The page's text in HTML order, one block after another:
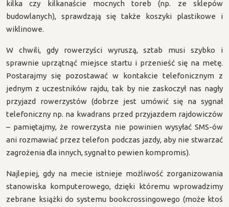
kilka czy kilkanaście mocnych toreb (np. ze sklepów
budowlanych), sprawdzają się także koszyki plastikowe i
wiklinowe.
W chwili, gdy rowerzyści wyruszą, sztab musi szybko i
sprawnie uprzątnąć miejsce startu i przenieść się na metę.
Postarajmy się pozostawać w kontakcie telefonicznym z
jednym z uczestników rajdu, tak by nie zaskoczył nas nagły
przyjazd rowerzystów (dobrze jest umówić się na sygnał
telefoniczny np. na kwadrans przed przyjazdem rajdowiczów
– pamiętajmy, że rowerzysta nie powinien wysyłać SMS-ów
ani rozmawiać przez telefon podczas jazdy, aby nie stwarzać
zagrożenia dla innych, sygnał to pewien kompromis).
Najlepiej, gdy na mecie istnieje możliwość zorganizowania
stanowiska komputerowego, dzięki któremu wprowadzimy
zebrane książki do systemu bookcrossingowego (może ktoś